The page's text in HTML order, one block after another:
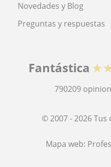
Novedades y Blog
Preguntas y respuestas
Fantástica
790209
© 2007 - 2026
Mapa web: